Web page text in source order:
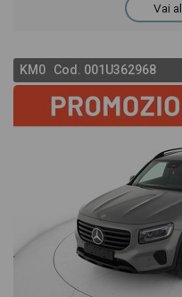
Vai
KM0 Cod. 001U362968